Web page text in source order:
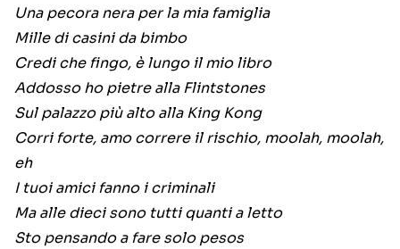
Una pecora nera per la mia famiglia
Mille di casini da bimbo
Credi che fingo, è lungo il mio libro
Addosso ho pietre alla Flintstones
Sul palazzo più alto alla King Kong
Corri forte, amo correre il rischio, moolah, moolah,
eh
I tuoi amici fanno i criminali
Ma alle dieci sono tutti quanti a letto
Sto pensando a fare solo pesos